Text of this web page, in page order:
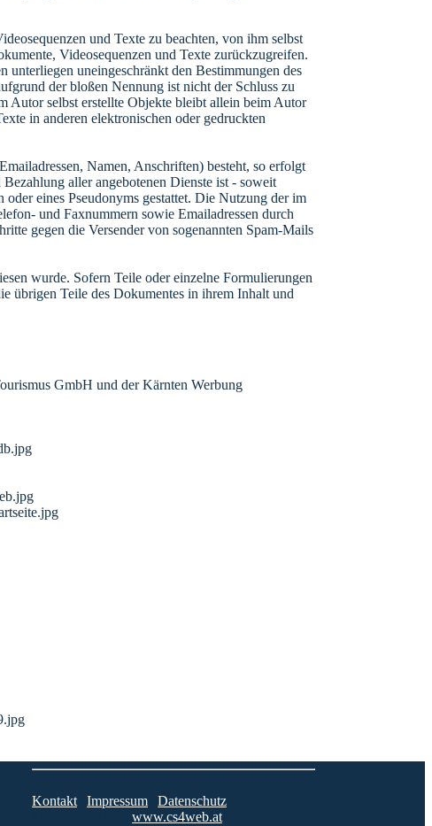
und Texte zu beachten, von ihm selbst
Videosequenzen und Texte zurückzugreifen.
unterliegen uneingeschränkt den Bestimmungen des
der bloßen Nennung ist nicht der Schluss zu
Autor selbst erstellte Objekte bleibt allein beim Autor
in anderen elektronischen oder gedruckten
Namen, Anschriften) besteht, so erfolgt
aller angebotenen Dienste ist - soweit
eines Pseudonyms gestattet. Die Nutzung der im
und Faxnummern sowie Emailadressen durch
gegen die Versender von sogenannten Spam-Mails
wurde. Sofern Teile oder einzelne Formulierungen
übrigen Teile des Dokumentes in ihrem Inhalt und
GmbH und der Kärnten Werbung
Kontakt Impressum
Datenschutz
www.cs4web.at